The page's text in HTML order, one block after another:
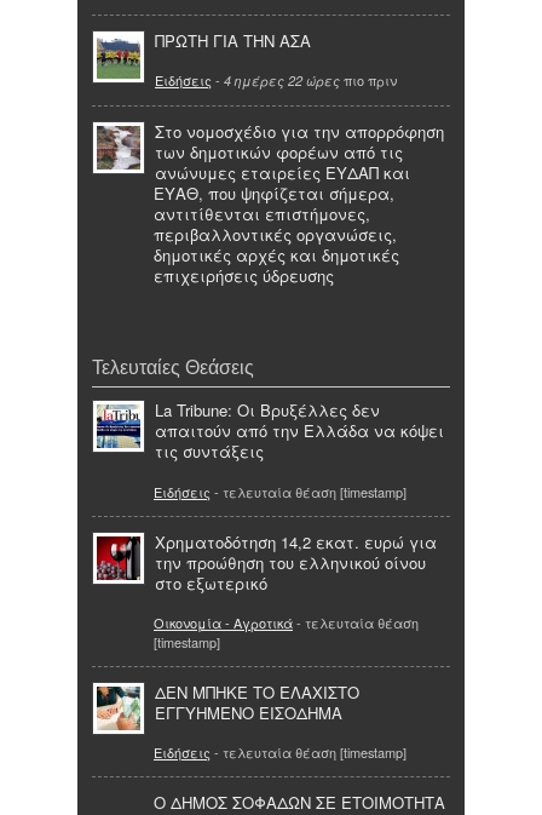
ΠΡΩΤΗ ΓΙΑ ΤΗΝ ΑΣΑ
Ειδήσεις - 4 ημέρες 22 ώρες πιο πριν
Στο νομοσχέδιο για την απορρόφηση
των δημοτικών φορέων από τις
ανώνυμες εταιρείες ΕΥΔΑΠ και
ΕΥΑΘ, που ψηφίζεται σήμερα,
αντιτίθενται επιστήμονες,
περιβαλλοντικές οργανώσεις,
δημοτικές αρχές και δημοτικές
επιχειρήσεις ύδρευσης
Τελευταίες Θεάσεις
La Tribune: Οι Βρυξέλλες δεν
απαιτούν από την Ελλάδα να κόψει
τις συντάξεις
Ειδήσεις - τελευταία θέαση [timestamp]
Χρηματοδότηση 14,2 εκατ. ευρώ για
την προώθηση του ελληνικού οίνου
στο εξωτερικό
Οικονομία - Αγροτικά- τελευταία θέαση
[timestamp]
ΔΕΝ ΜΠΗΚΕ ΤΟ ΕΛΑΧΙΣΤΟ
ΕΓΓΥΗΜΕΝΟ ΕΙΣΟΔΗΜΑ
Ειδήσεις - τελευταία θέαση [timestamp]
Ο ΔΗΜΟΣ ΣΟΦΑΔΩΝ ΣΕ ΕΤΟΙΜΟΤΗΤΑ